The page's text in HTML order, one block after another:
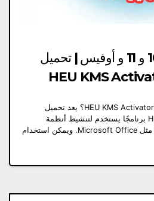
أداة تفعيل ويندوز 10 و 11 و أوفيس | تحميل
ما هو تحميل البرنامج HEU KMS Activator 2026؟ يعد تحميل
البرنامج HEU KMS Activator برنامجًا يستخدم لتنشيط أنظمة
التشغيل وحزم برامج Office مثل Microsoft Office. ويمكن استخدام